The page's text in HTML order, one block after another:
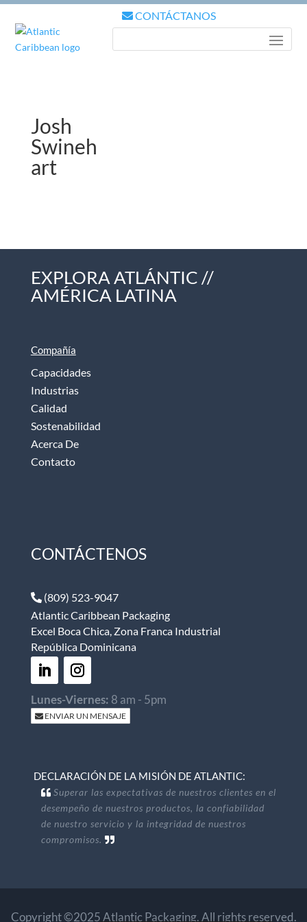
CONTÁCTANOS
Josh
Swineh
art
EXPLORA ATLÁNTIC //
AMÉRICA LATINA
Compañía
Capacidades
Industrias
Calidad
Sostenabilidad
Acerca De
Contacto
CONTÁCTENOS
(809) 523-9047
Atlantic Caribbean Packaging
Excel Boca Chica, Zona Franca Industrial
República Dominicana
Lunes-Viernes: 8 am - 5pm
ENVIAR UN MENSAJE
DECLARACIÓN DE LA MISIÓN DE ATLANTIC:
Superar las expectativas de nuestros clientes en el
desempeño de nuestros productos, la confiabilidad
de nuestro servicio y la integridad de nuestros
compromisos.
Copyright ©2025 Atlantic Packaging. All rights reserved.